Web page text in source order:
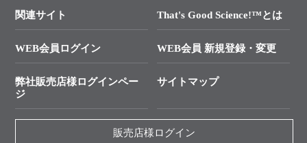
タカラバイオ発表文献
プライマー設計
制限酵素切断サイトの検索
ユーザーズボイス集
├ 受託サービスお問い合わせ
資料請求 機器関連
資料請求 受託関連
資料請求 核酸抽出・精製カタログ
関連サイト That's Good Science!™とは
WEB会員ログイン WEB会員 新規登録・変更
弊社販売店様ログインペー
ジ
サイトマップ
販売店様ログイン